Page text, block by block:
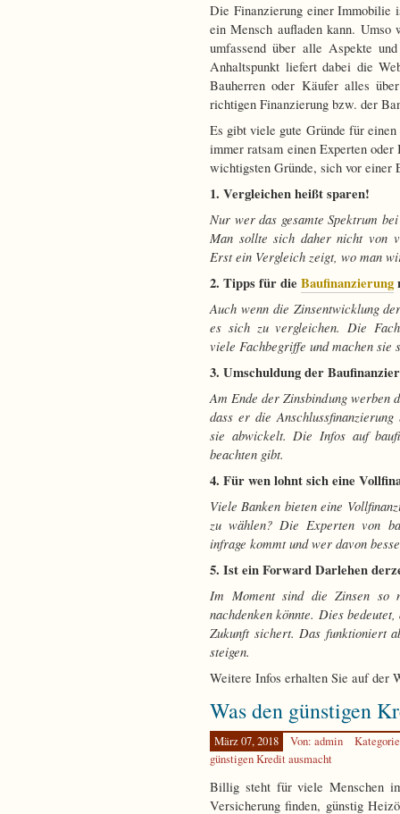
Die Finanzierung einer Immobilie
ein Mensch aufladen kann.
umfassend über alle Aspekte
Anhaltspunkt liefert dabei die
Bauherren oder Käufer alles
richtigen Finanzierung bzw. der
Es gibt viele gute Gründe für
immer ratsam einen Experten
wichtigsten Gründe, sich vor einer
1. Vergleichen heißt sparen!
Nur wer das gesamte Spektrum
Man sollte sich daher nicht von
Erst ein Vergleich zeigt, wo man
2. Tipps für die Baufinanzierung
Auch wenn die Zinsentwicklung
es sich zu vergleichen. Die
viele Fachbegriffe und machen sie
3. Umschuldung der
Am Ende der Zinsbindung werben
dass er die
sie abwickelt. Die Infos auf
beachten gibt.
4. Für wen lohnt sich eine
Viele Banken bieten eine
zu wählen? Die Experten von
infrage kommt und wer davon
5. Ist ein Forward Darlehen
Im Moment sind die Zinsen so
nachdenken könnte. Dies
Zukunft sichert. Das funktioniert
steigen.
Weitere Infos erhalten Sie auf der
Was den günstigen
März 07, 2018 Von: admin
günstigen Kredit ausmacht
Billig steht für viele Menschen
Versicherung finden, günstig